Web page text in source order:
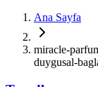
Ana Sayfa
miracle-
duygusal-